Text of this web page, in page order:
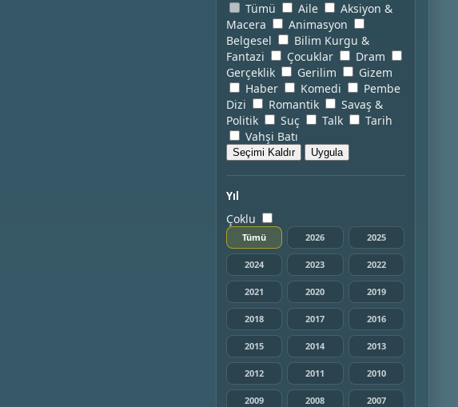
Tümü Aile
Aksiyon &
Macera
Animasyon
Belgesel
Bilim Kurgu &
Fantazi
Çocuklar
Dram
Gerçeklik
Gerilim
Gizem
Haber
Komedi
Pembe
Dizi
Romantik
Savaş &
Politik
Suç Talk
Tarih
Vahşi Batı
Seçimi Kaldır Uygula
Yıl
Çoklu
Tümü 2026 2025
2024 2023 2022
2021 2020 2019
2018 2017 2016
2015 2014 2013
2012 2011 2010
2009 2008 2007